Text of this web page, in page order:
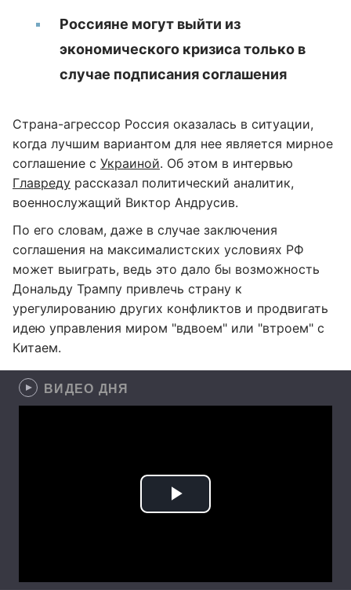
Россияне могут выйти из
экономического кризиса только в
случае подписания соглашения
Страна-агрессор Россия оказалась в ситуации,
когда лучшим вариантом для нее является мирное
соглашение с Украиной. Об этом в интервью
Главреду рассказал политический аналитик,
военнослужащий Виктор Андрусив.
По его словам, даже в случае заключения
соглашения на максималистских условиях РФ
может выиграть, ведь это дало бы возможность
Дональду Трампу привлечь страну к
урегулированию других конфликтов и продвигать
идею управления миром "вдвоем" или "втроем" с
Китаем.
ВИДЕО ДНЯ